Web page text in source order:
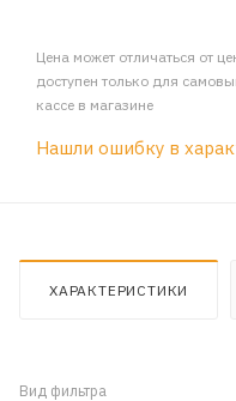
Цена может отличаться от
доступен только для
кассе в магазине
Нашли ошибку в
ХАРАКТЕРИСТИКИ
Вид фильтра